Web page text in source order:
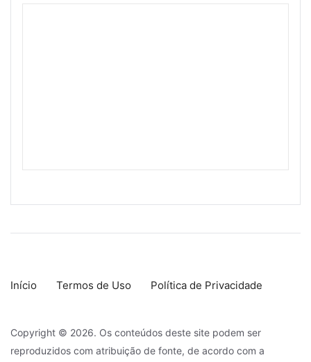
Início Termos de Uso Política de Privacidade
Copyright © 2026. Os conteúdos deste site podem ser
reproduzidos com atribuição de fonte, de acordo com a